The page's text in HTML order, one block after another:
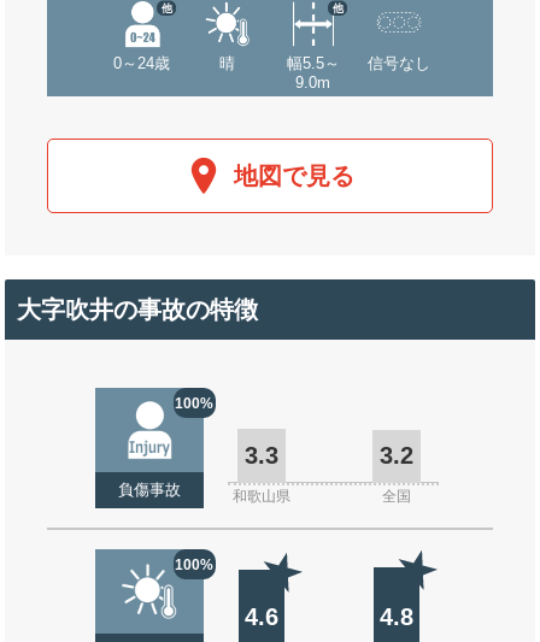
0～24歳
他
晴
幅5.5～
9.0m
他
信号なし
地図で見る
大字吹井の事故の特徴
100%
負傷事故
3.3 3.2
和歌山県 全国
100%
4.6 4.8